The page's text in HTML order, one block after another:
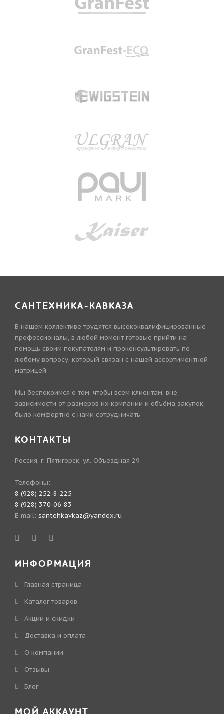
САНТЕХНИКА-КАВКАЗА
В нашем коллективе трудятся высококвалифицированные
профессионалы, в любой момент готовые прийти на
помощь своим покупателям и проконсультировать по
любому вопросу, который связан с нашей ассортиментной
матрицей.
Мы беспокоимся о том, чтобы всем клиентам, вне
зависимости от размеров их компании и объёма закупок,
было комфортно с нами сотрудничать.
КОНТАКТЫ
Россия, г. Пятигорск, ул. Объездная 29
Телефоны:
8 (928) 252-8-225
8 (928) 370-06-83
E-mail: santehkavkaz@yandex.ru
ИНФОРМАЦИЯ
Главная страница
Каталог товаров
Акции и скидки
Доставка и оплата
О компании
Отзывы
Блог